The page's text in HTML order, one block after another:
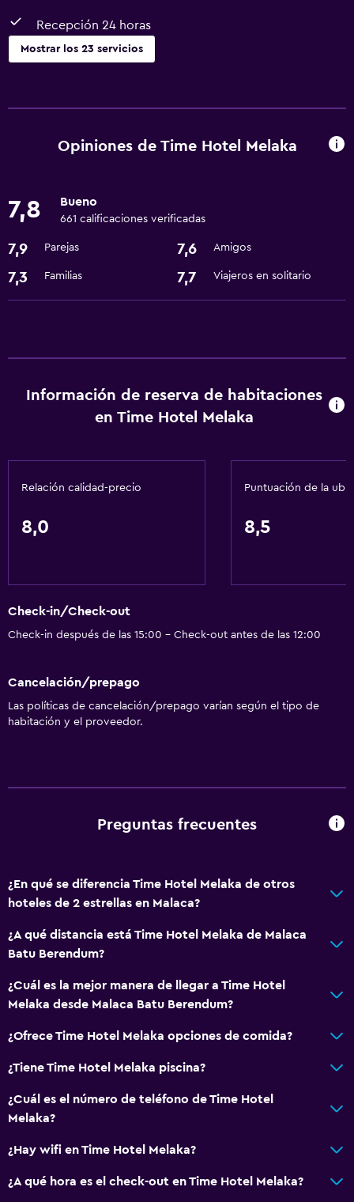
Recepción 24 horas
Mostrar los 23 servicios
Servicio de habitaciones
Wifi gratis
Wifi disponible en todas las instalaciones
Traslado al aeropuerto (con cargos)
Accesibilidad y adecuación
Para no fumadores
Comedor
Restaurante
Actividades
Habitaciones familiares
Sistema de entretenimiento
TV por cable o vía satélite
Secador de pelo
Salud y seguridad
Limpieza diaria
Opiniones de Time Hotel Melaka
7,8 Bueno
661 calificaciones verificadas
7,9 Parejas 7,6 Amigos
7,3 Familias 7,7 Viajeros en solitario
Información de reserva de habitaciones
en Time Hotel Melaka
Relación calidad-precio
8,0
Puntuación de la
8,5
Check-in/Check-out
Check-in después de las 15:00 - Check-out antes de las 12:00
Cancelación/prepago
Las políticas de cancelación/prepago varían según el tipo de
habitación y el proveedor.
Preguntas frecuentes
¿En qué se diferencia Time Hotel Melaka de otros
hoteles de 2 estrellas en Malaca?
¿A qué distancia está Time Hotel Melaka de Malaca
Batu Berendum?
¿Cuál es la mejor manera de llegar a Time Hotel
Melaka desde Malaca Batu Berendum?
¿Ofrece Time Hotel Melaka opciones de comida?
¿Tiene Time Hotel Melaka piscina?
¿Cuál es el número de teléfono de Time Hotel
Melaka?
¿Hay wifi en Time Hotel Melaka?
¿A qué hora es el check-out en Time Hotel Melaka?